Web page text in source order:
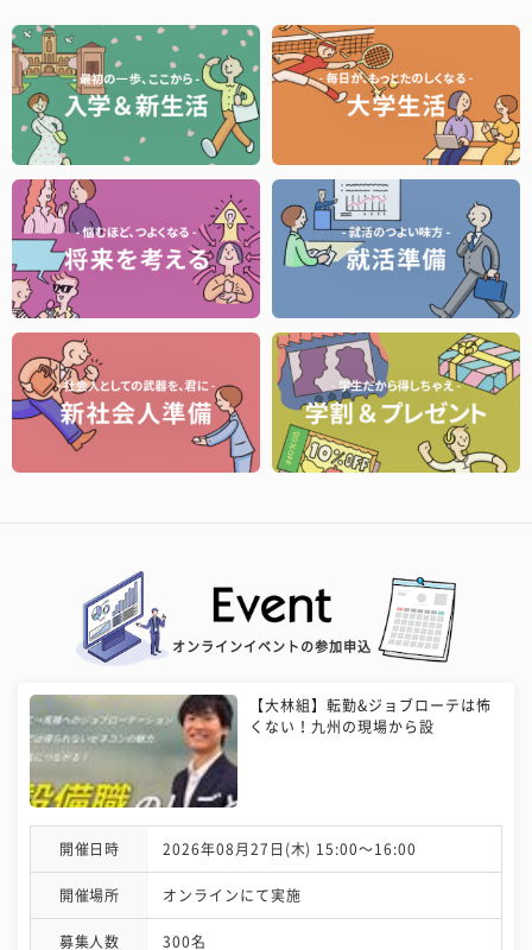
オンラインイベントの参加申込
【大林組】転勤&ジョブローテは怖
くない！九州の現場から設
開催日時 2026年08月27日(木) 15:00〜16:00
開催場所 オンラインにて実施
募集人数 300名